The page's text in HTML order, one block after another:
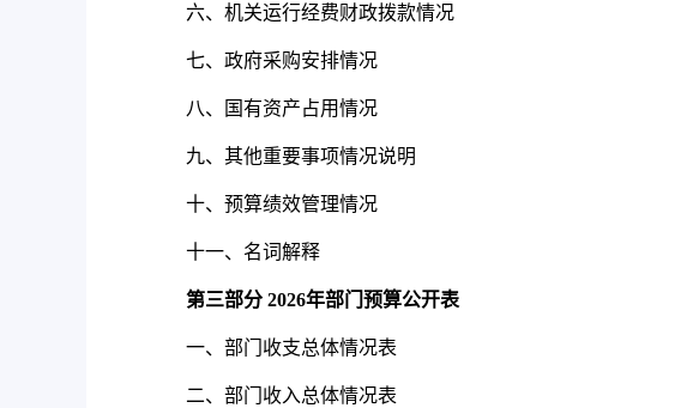
六、机关运行经费财政拨款情况
七、政府采购安排情况
八、国有资产占用情况
九、其他重要事项情况说明
十、预算绩效管理情况
十一、名词解释
第三部分2026年部门预算公开表
一、部门收支总体情况表
二、部门收入总体情况表